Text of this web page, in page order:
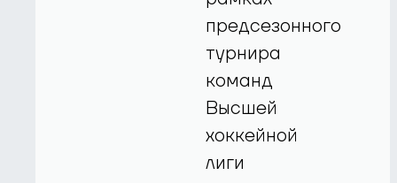
предсезонного
турнира
команд
Высшей
хоккейной
лиги